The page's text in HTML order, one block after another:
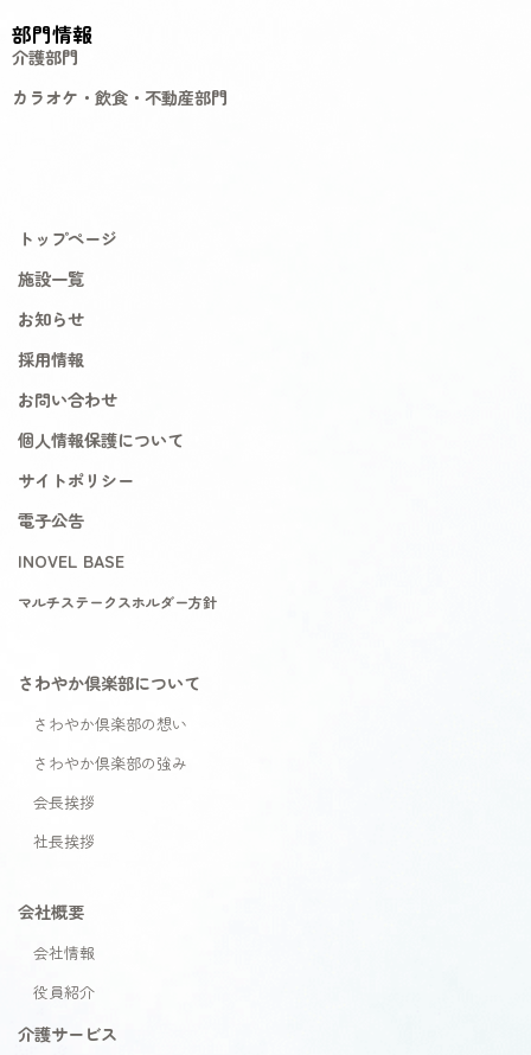
部門情報
介護部門
カラオケ・飲食・不動産部門
トップページ
施設一覧
お知らせ
採用情報
お問い合わせ
個人情報保護について
サイトポリシー
電子公告
INOVEL BASE
マルチステークスホルダー方針
さわやか倶楽部について
さわやか倶楽部の想い
さわやか倶楽部の強み
会長挨拶
社長挨拶
会社概要
会社情報
役員紹介
介護サービス